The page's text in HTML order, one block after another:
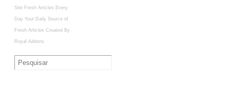
Site Fresh Articles Every
Day Your Daily Source of
Fresh Articles Created By
Royal Addons